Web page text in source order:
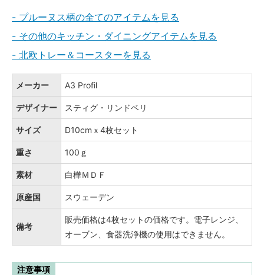
- プルーヌス柄の全てのアイテムを見る
- その他のキッチン・ダイニングアイテムを見る
- 北欧トレー＆コースターを見る
メーカー A3 Profil
デザイナー スティグ・リンドベリ
サイズ D10cmｘ4枚セット
重さ 100ｇ
素材 白樺ＭＤＦ
原産国 スウェーデン
備考
販売価格は4枚セットの価格です。電子レンジ、
オーブン、食器洗浄機の使用はできません。
注意事項